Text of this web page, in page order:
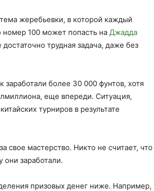
жеребьевки, в которой каждый
номер 100 может попасть на Джадда
трудная задача, даже без
более 30 000 фунтов, хотя
еще впереди. Ситуация,
турниров в результате
свое мастерство. Никто не считает, что
заработали.
призовых денег ниже. Например,